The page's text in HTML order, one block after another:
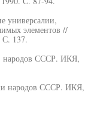
универсалии,
элементов //
137.
народов СССР. ИКЯ,
народов СССР. ИКЯ,